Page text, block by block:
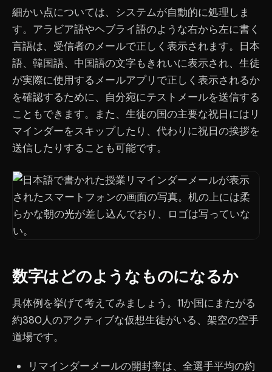
細かい点については、システムが自動的に処理しま
す。アラビア語やヘブライ語のような右から左に書く
言語は、受信者のメールで正しく表示されます。日本
語、韓国語、中国語の文字もきれいに表示され、生徒
が実際に使用するメールアプリで正しく表示されるか
を確認するために、自分宛にテストメールを送信する
こともできます。また、生徒の国の主要な祝日にはリ
マインダーをスキップしたり、代わりに祝日の挨拶を
送信したりすることも可能です。
数字はどのようなものになるか
具体例を挙げて考えてみましょう。11か国にまたがる
約380人のアクティブな仮想生徒がいる、架空の空手
道場です。
リマインダーメールの開封率は、全選手平均の約